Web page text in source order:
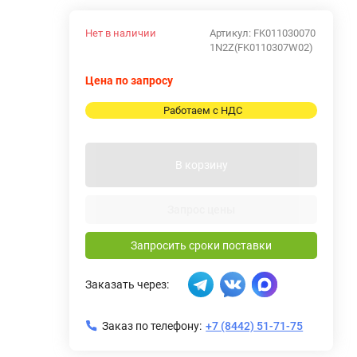
Артикул: FK011030070
1N2Z(FK0110307W02)
Нет в наличии
Цена по запросу
Работаем с НДС
В корзину
Запросить сроки поставки
Заказать через:
Заказ по телефону: +7 (8442) 51-71-75